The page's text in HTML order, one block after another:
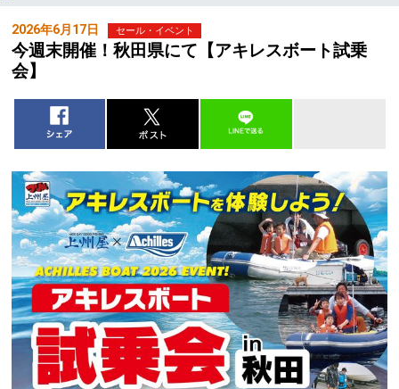
2026年6月17日 セール・イベント
今週末開催！秋田県にて【アキレスボート試乗
会】